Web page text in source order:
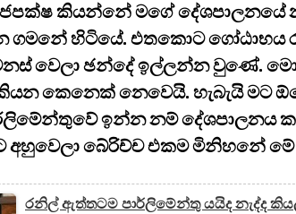
කියන්නේ මගේ දේශපාලනයේ
ගමනේ හිටියේ. එතකොට ගෝඨාභය
වෙලා ඡන්දේ ඉල්ලන්න වුණේ.
කෙනෙක් නෙවෙයි. හැබැයි මට
ඉන්න නම් දේශපාලනය
අහුවෙලා බේරිච්ච එකම මිනිහනේ
රනිල් ඇත්තටම පාර්ලිමේන්තු යයිද නැද්ද